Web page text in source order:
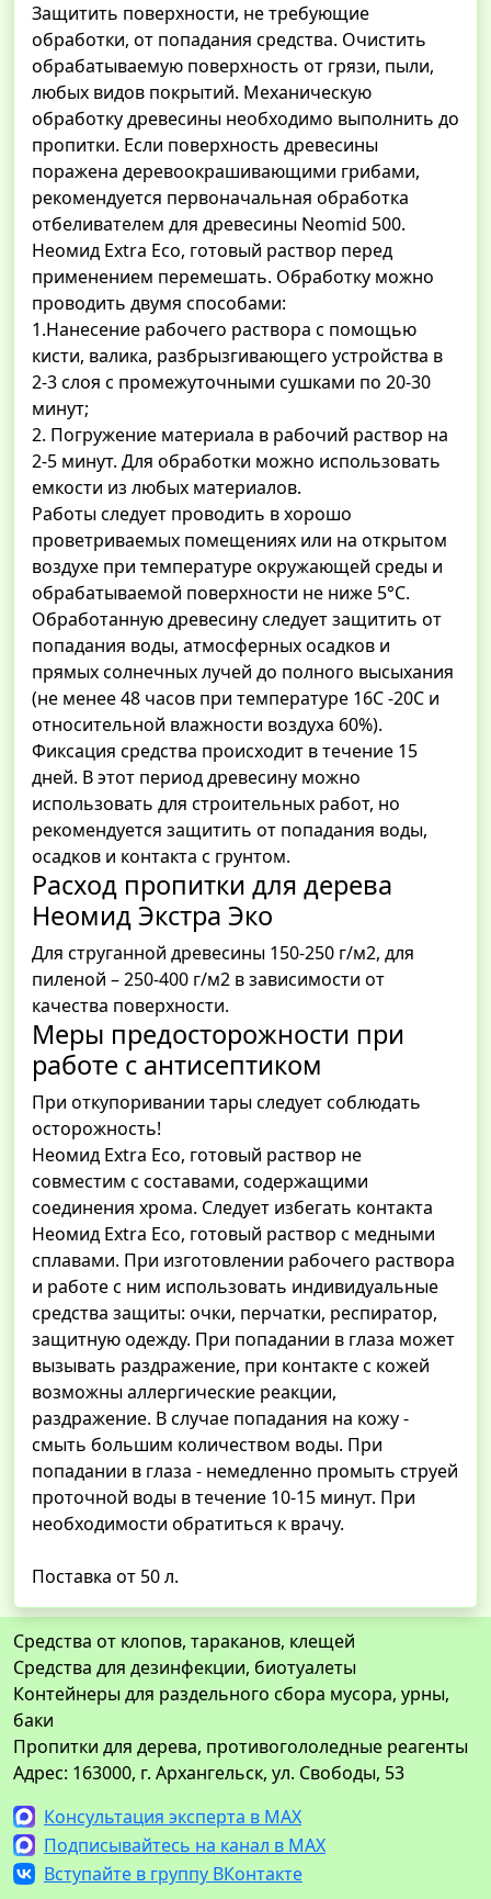
Защитить поверхности, не требующие
обработки, от попадания средства. Очистить
обрабатываемую поверхность от грязи, пыли,
любых видов покрытий. Механическую
обработку древесины необходимо выполнить до
пропитки. Если поверхность древесины
поражена деревоокрашивающими грибами,
рекомендуется первоначальная обработка
отбеливателем для древесины Neomid 500.
Неомид Extra Eco, готовый раствор перед
применением перемешать. Обработку можно
проводить двумя способами:
1.Нанесение рабочего раствора с помощью
кисти, валика, разбрызгивающего устройства в
2-3 слоя с промежуточными сушками по 20-30
минут;
2. Погружение материала в рабочий раствор на
2-5 минут. Для обработки можно использовать
емкости из любых материалов.
Работы следует проводить в хорошо
проветриваемых помещениях или на открытом
воздухе при температуре окружающей среды и
обрабатываемой поверхности не ниже 5°С.
Обработанную древесину следует защитить от
попадания воды, атмосферных осадков и
прямых солнечных лучей до полного высыхания
(не менее 48 часов при температуре 16С -20С и
относительной влажности воздуха 60%).
Фиксация средства происходит в течение 15
дней. В этот период древесину можно
использовать для строительных работ, но
рекомендуется защитить от попадания воды,
осадков и контакта с грунтом.
Расход пропитки для дерева
Неомид Экстра Эко
Для струганной древесины 150-250 г/м2, для
пиленой – 250-400 г/м2 в зависимости от
качества поверхности.
Меры предосторожности при
работе с антисептиком
При откупоривании тары следует соблюдать
осторожность!
Неомид Extra Eco, готовый раствор не
совместим с составами, содержащими
соединения хрома. Следует избегать контакта
Неомид Extra Eco, готовый раствор с медными
сплавами. При изготовлении рабочего раствора
и работе с ним использовать индивидуальные
средства защиты: очки, перчатки, респиратор,
защитную одежду. При попадании в глаза может
вызывать раздражение, при контакте с кожей
возможны аллергические реакции,
раздражение. В случае попадания на кожу -
смыть большим количеством воды. При
попадании в глаза - немедленно промыть струей
проточной воды в течение 10-15 минут. При
необходимости обратиться к врачу.
Поставка от 50 л.
Средства от клопов, тараканов, клещей
Средства для дезинфекции, биотуалеты
Контейнеры для раздельного сбора мусора, урны,
баки
Пропитки для дерева, противогололедные реагенты
Адрес: 163000, г. Архангельск, ул. Свободы, 53
Консультация эксперта в MAX
Подписывайтесь на канал в MAX
Вступайте в группу ВКонтакте